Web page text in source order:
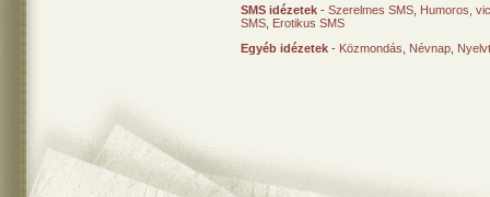
SMS idézetek - Szerelmes SMS Humoros,
SMS Erotikus SMS
Egyéb idézetek - Közmondás Névnap